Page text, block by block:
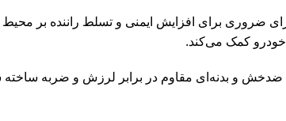
الوند 6 و 8 تن یکی از اجزای ضروری برای افزایش ایمنی و
خودرو کمک می‌کند.
و بدنه‌ای مقاوم در برابر لرزش و ضربه ساخته